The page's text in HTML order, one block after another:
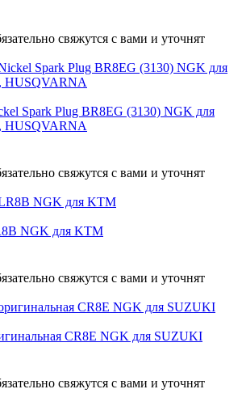
свяжутся с вами и уточнят
Spark Plug BR8EG (3130) NGK для
HUSQVARNA
свяжутся с вами и уточнят
NGK для KTM
свяжутся с вами и уточнят
CR8E NGK для SUZUKI
свяжутся с вами и уточнят